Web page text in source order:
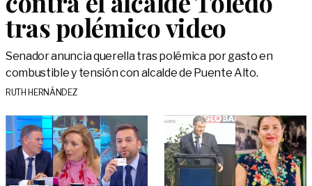
tras polémico video
Senador anuncia querella tras polémica por gasto en
combustible y tensión con alcalde de Puente Alto.
RUTH HERNÁNDEZ